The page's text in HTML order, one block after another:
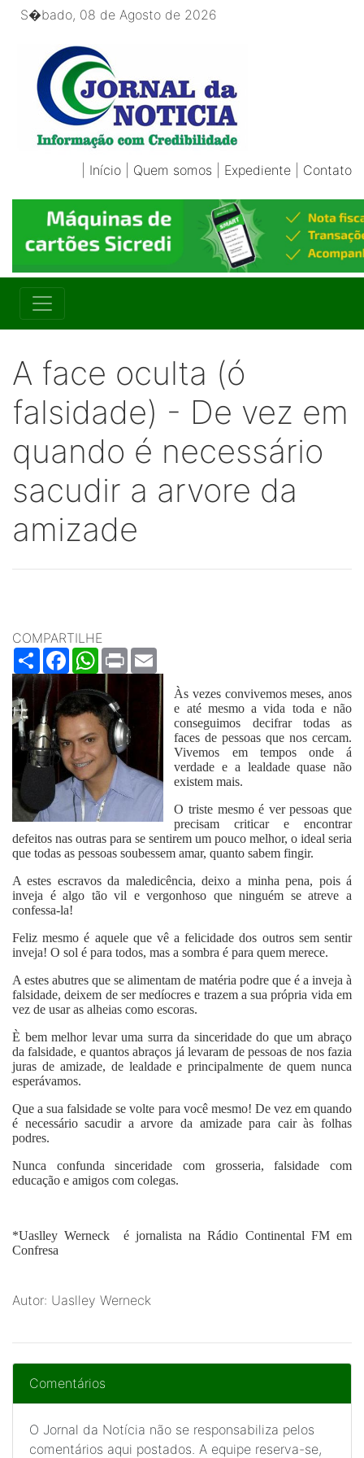
S�bado, 08 de Agosto de 2026
Início Quem somos Expediente Contato
A face oculta (ó
falsidade) - De vez em
quando é necessário
sacudir a arvore da
amizade
COMPARTILHE
ShareFacebookWhatsApp
Print
Às vezes convivemos meses, anos
e até mesmo a vida toda e não
conseguimos decifrar todas as
faces de pessoas que nos cercam.
Vivemos em tempos onde á
verdade e a lealdade quase não
existem mais.
O triste mesmo é ver pessoas que
precisam criticar e encontrar
defeitos nas outras para se sentirem um pouco melhor, o ideal seria
que todas as pessoas soubessem amar, quanto sabem fingir.
A estes escravos da maledicência, deixo a minha pena, pois á
inveja é algo tão vil e vergonhoso que ninguém se atreve a
confessa-la!
Feliz mesmo é aquele que vê a felicidade dos outros sem sentir
inveja! O sol é para todos, mas a sombra é para quem merece.
A estes abutres que se alimentam de matéria podre que é a inveja à
falsidade, deixem de ser medíocres e trazem a sua própria vida em
vez de usar as alheias como escoras.
È bem melhor levar uma surra da sinceridade do que um abraço
da falsidade, e quantos abraços já levaram de pessoas de nos fazia
juras de amizade, de lealdade e principalmente de quem nunca
esperávamos.
Que a sua falsidade se volte para você mesmo! De vez em quando
é necessário sacudir a arvore da amizade para cair às folhas
podres.
Nunca confunda sinceridade com grosseria, falsidade com
educação e amigos com colegas.
*Uaslley Werneck é jornalista na Rádio Continental FM em
Confresa
Autor: Uaslley Werneck
Comentários
O Jornal da Notícia não se responsabiliza pelos
comentários aqui postados. A equipe reserva-se,